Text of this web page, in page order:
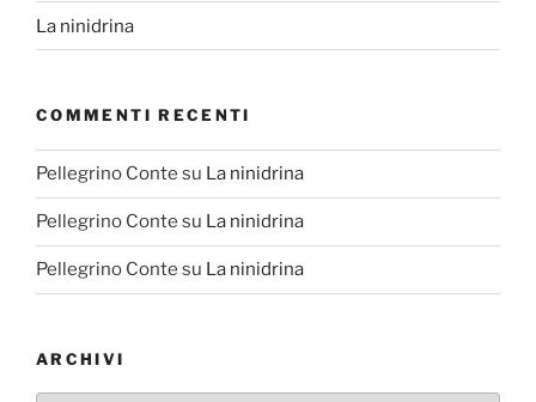
La ninidrina
COMMENTI RECENTI
Pellegrino Conte su La ninidrina
Pellegrino Conte su La ninidrina
Pellegrino Conte su La ninidrina
ARCHIVI